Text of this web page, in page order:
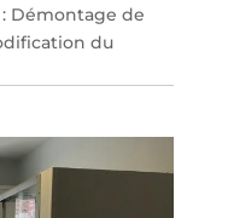
Démontage de
du